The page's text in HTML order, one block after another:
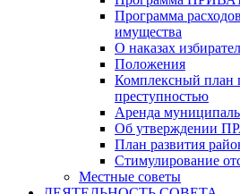
Программа
имущества
О наказах
Положения
Комплексный план
преступностью
Аренда
Об утверждении
План развития
Стимулирование
Местные советы